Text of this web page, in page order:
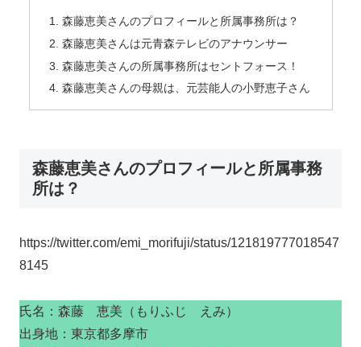
森藤恵美さんのプロフィールと所属事務所は？
森藤恵美さんは元青森テレビのアナウンサー
森藤恵美さんの所属事務所はセントフォース！
森藤恵美さんの母親は、元芸能人の小野恵子さん
森藤恵美さんのプロフィールと所属事務
所は？
https://twitter.com/emi_morifuji/status/121819777018547
8145
氏名：森藤 恵美（もりふじ えみ）
出身地：東京都多摩市